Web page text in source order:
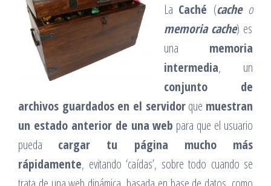
La Caché (cache o
memoria cache) es
una memoria
intermedia, un
conjunto de
archivos guardados en el servidorque muestran
un estado anterior de una web para que el usuario
pueda cargar tu página mucho más
rápidamente, evitando ‘caídas’, sobre todo cuando se